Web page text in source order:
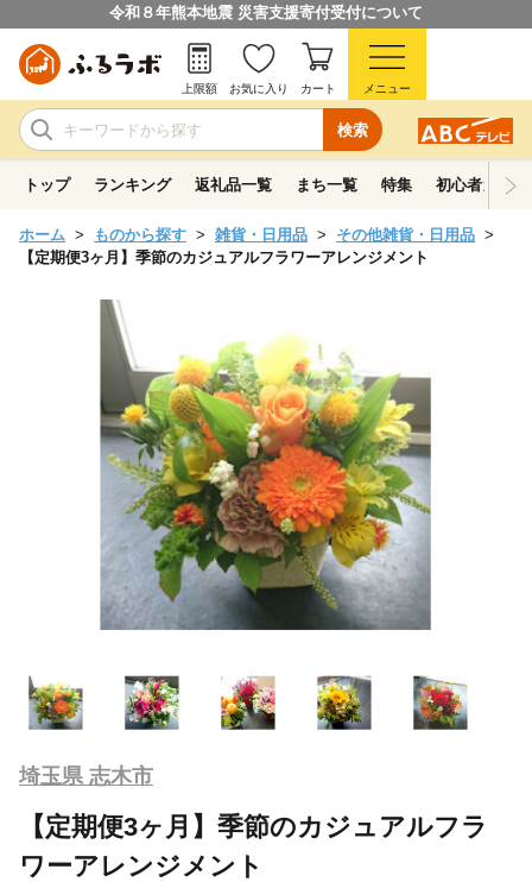
令和８年熊本地震 災害支援寄付受付について
検索
上限額 お気に入り カート メニュー
トップ ランキング 返礼品一覧 まち一覧 特集 初心者ガイド
ホーム ものから探す 雑貨・日用品
その他雑貨・日用品
【定期便3ヶ月】季節のカジュアルフラワーアレンジメント
埼玉県 志木市
【定期便3ヶ月】季節のカジュアルフラ
ワーアレンジメント